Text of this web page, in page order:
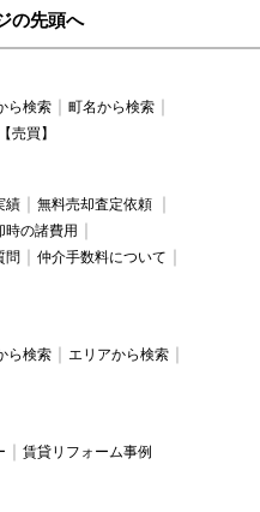
の先頭へ
ら検索
町名から検索
売買】
績
無料売却査定依頼
時の諸費用
問
仲介手数料について
ら検索
エリアから検索
賃貸リフォーム事例